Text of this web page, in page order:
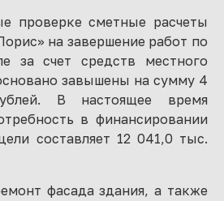
проверке сметные расчеты
на завершение работ по
за счет средств местного
завышены на сумму 4
В настоящее время
в финансировании
составляет 12 041,0 тыс.
фасада здания, а также